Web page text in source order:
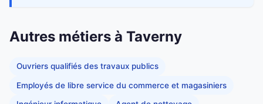
Autres métiers à Taverny
Ouvriers qualifiés des travaux publics
Employés de libre service du commerce et magasiniers